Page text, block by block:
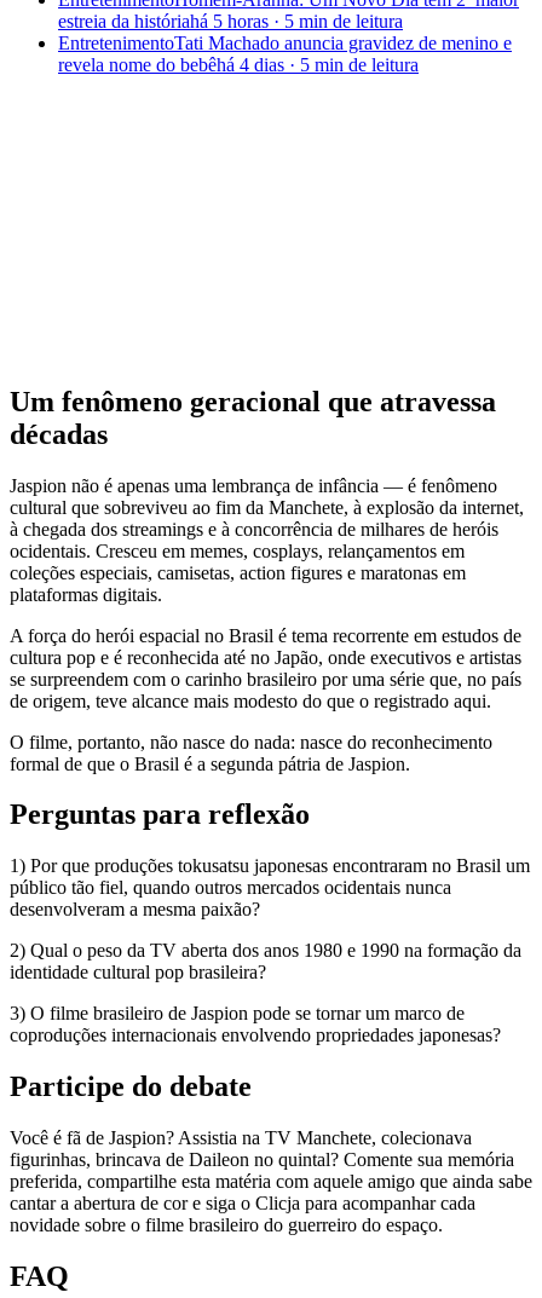
estreia da históriahá 5 horas · 5 min de leitura
EntretenimentoTati Machado anuncia gravidez de menino e
revela nome do bebêhá 4 dias · 5 min de leitura
Um fenômeno geracional que atravessa
décadas
Jaspion não é apenas uma lembrança de infância — é fenômeno
cultural que sobreviveu ao fim da Manchete, à explosão da internet,
à chegada dos streamings e à concorrência de milhares de heróis
ocidentais. Cresceu em memes, cosplays, relançamentos em
coleções especiais, camisetas, action figures e maratonas em
plataformas digitais.
A força do herói espacial no Brasil é tema recorrente em estudos de
cultura pop e é reconhecida até no Japão, onde executivos e artistas
se surpreendem com o carinho brasileiro por uma série que, no país
de origem, teve alcance mais modesto do que o registrado aqui.
O filme, portanto, não nasce do nada: nasce do reconhecimento
formal de que o Brasil é a segunda pátria de Jaspion.
Perguntas para reflexão
1) Por que produções tokusatsu japonesas encontraram no Brasil um
público tão fiel, quando outros mercados ocidentais nunca
desenvolveram a mesma paixão?
2) Qual o peso da TV aberta dos anos 1980 e 1990 na formação da
identidade cultural pop brasileira?
3) O filme brasileiro de Jaspion pode se tornar um marco de
coproduções internacionais envolvendo propriedades japonesas?
Participe do debate
Você é fã de Jaspion? Assistia na TV Manchete, colecionava
figurinhas, brincava de Daileon no quintal? Comente sua memória
preferida, compartilhe esta matéria com aquele amigo que ainda sabe
cantar a abertura de cor e siga o Clicja para acompanhar cada
novidade sobre o filme brasileiro do guerreiro do espaço.
FAQ